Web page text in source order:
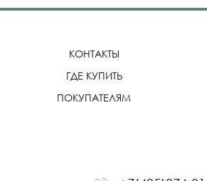
КОНТАКТЫ
ГДЕ КУПИТЬ
ПОКУПАТЕЛЯМ